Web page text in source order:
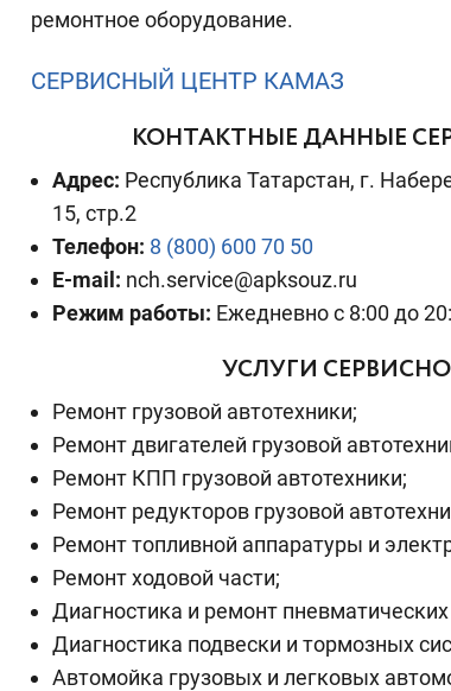
ремонтное оборудование.
СЕРВИСНЫЙ ЦЕНТР КАМАЗ
КОНТАКТНЫЕ ДАННЫЕ
Адрес: Республика Татарстан, г.
15, стр.2
Телефон: 8 (800) 600 70 50
E-mail: nch.service@apksouz.ru
Режим работы: Ежедневно с 8:00 до
УСЛУГИ
Ремонт грузовой автотехники;
Ремонт двигателей грузовой
Ремонт КПП грузовой автотехники;
Ремонт редукторов грузовой
Ремонт топливной аппаратуры и
Ремонт ходовой части;
Диагностика и ремонт
Диагностика подвески и тормозных
Автомойка грузовых и легковых